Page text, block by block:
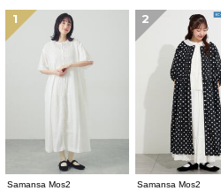
1
Samansa Mos2
2
Samansa Mos2